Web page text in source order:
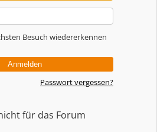
Besuch wiedererkennen
Passwort vergessen?
für das Forum